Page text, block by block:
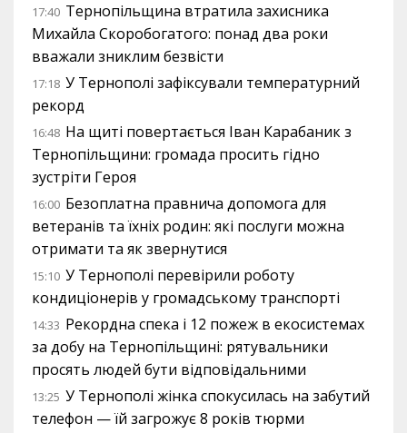
17:40 Тернопільщина втратила захисника
Михайла Скоробогатого: понад два роки
вважали зниклим безвісти
17:18 У Тернополі зафіксували температурний
рекорд
16:48 На щиті повертається Іван Карабаник з
Тернопільщини: громада просить гідно
зустріти Героя
16:00 Безоплатна правнича допомога для
ветеранів та їхніх родин: які послуги можна
отримати та як звернутися
15:10 У Тернополі перевірили роботу
кондиціонерів у громадському транспорті
14:33 Рекордна спека і 12 пожеж в екосистемах
за добу на Тернопільщині: рятувальники
просять людей бути відповідальними
13:25 У Тернополі жінка спокусилась на забутий
телефон — їй загрожує 8 років тюрми